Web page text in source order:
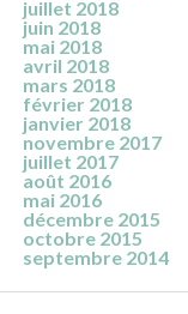
juillet 2018
juin 2018
mai 2018
avril 2018
mars 2018
février 2018
janvier 2018
novembre 2017
juillet 2017
août 2016
mai 2016
décembre 2015
octobre 2015
septembre 2014